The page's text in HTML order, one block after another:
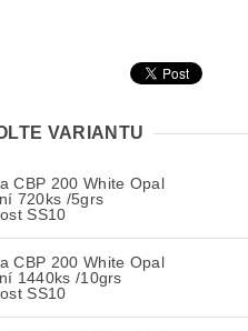
VARIANTU
CBP 200 White Opal
720ks /5grs
SS10
CBP 200 White Opal
1440ks /10grs
SS10